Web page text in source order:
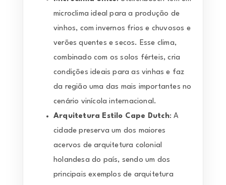
microclima ideal para a produção de
vinhos, com invernos frios e chuvosos e
verões quentes e secos. Esse clima,
combinado com os solos férteis, cria
condições ideais para as vinhas e faz
da região uma das mais importantes no
cenário vinícola internacional.
Arquitetura Estilo Cape Dutch: A
cidade preserva um dos maiores
acervos de arquitetura colonial
holandesa do país, sendo um dos
principais exemplos de arquitetura